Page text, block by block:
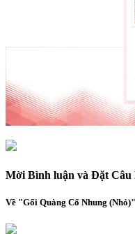
Mời Bình luận và Đặt Câu
Về "Gối Quàng Cổ Nhung (Nhỏ)"